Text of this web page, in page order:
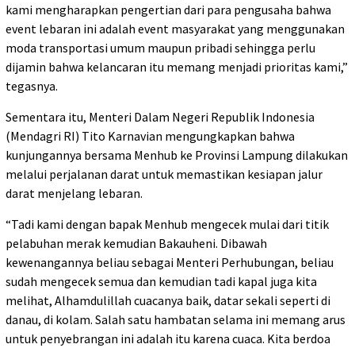
kami mengharapkan pengertian dari para pengusaha bahwa
event lebaran ini adalah event masyarakat yang menggunakan
moda transportasi umum maupun pribadi sehingga perlu
dijamin bahwa kelancaran itu memang menjadi prioritas kami,”
tegasnya.
Sementara itu, Menteri Dalam Negeri Republik Indonesia
(Mendagri RI) Tito Karnavian mengungkapkan bahwa
kunjungannya bersama Menhub ke Provinsi Lampung dilakukan
melalui perjalanan darat untuk memastikan kesiapan jalur
darat menjelang lebaran.
“Tadi kami dengan bapak Menhub mengecek mulai dari titik
pelabuhan merak kemudian Bakauheni. Dibawah
kewenangannya beliau sebagai Menteri Perhubungan, beliau
sudah mengecek semua dan kemudian tadi kapal juga kita
melihat, Alhamdulillah cuacanya baik, datar sekali seperti di
danau, di kolam. Salah satu hambatan selama ini memang arus
untuk penyebrangan ini adalah itu karena cuaca. Kita berdoa